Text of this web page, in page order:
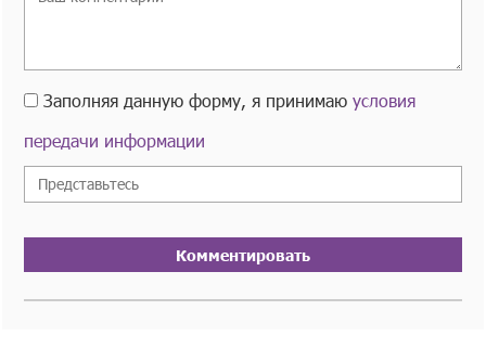
Заполняя данную форму, я принимаюусловия
передачи информации
Комментировать